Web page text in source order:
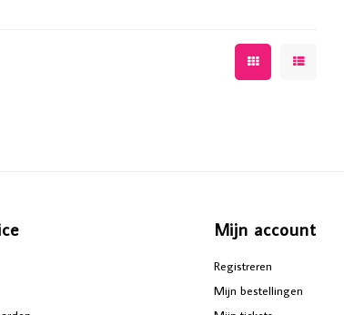
Mijn account
Registreren
Mijn bestellingen